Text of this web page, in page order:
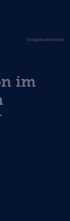
©Angelika Kleinheinz
im